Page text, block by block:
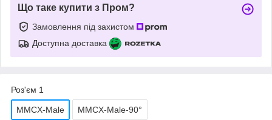
Що таке купити з Пром?
Замовлення під захистом
Доступна доставка
Роз'єм 1
MMCX-Male MMCX-Male-90°